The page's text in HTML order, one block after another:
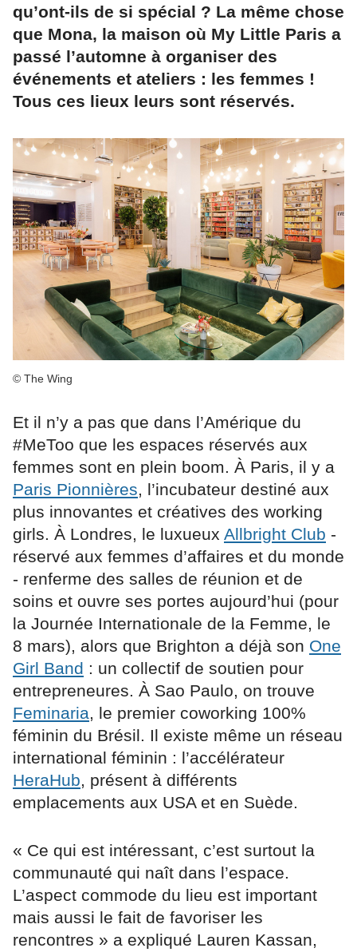
qu’ont-ils de si spécial ? La même chose
que Mona, la maison où My Little Paris a
passé l’automne à organiser des
événements et ateliers : les femmes !
Tous ces lieux leurs sont réservés.
© The Wing
Et il n’y a pas que dans l’Amérique du
#MeToo que les espaces réservés aux
femmes sont en plein boom. À Paris, il y a
Paris Pionnières, l’incubateur destiné aux
plus innovantes et créatives des working
girls. À Londres, le luxueux Allbright Club -
réservé aux femmes d’affaires et du monde
- renferme des salles de réunion et de
soins et ouvre ses portes aujourd’hui (pour
la Journée Internationale de la Femme, le
8 mars), alors que Brighton a déjà son One
Girl Band : un collectif de soutien pour
entrepreneures. À Sao Paulo, on trouve
Feminaria, le premier coworking 100%
féminin du Brésil. Il existe même un réseau
international féminin : l’accélérateur
HeraHub, présent à différents
emplacements aux USA et en Suède.
« Ce qui est intéressant, c’est surtout la
communauté qui naît dans l’espace.
L’aspect commode du lieu est important
mais aussi le fait de favoriser les
rencontres » a expliqué Lauren Kassan,